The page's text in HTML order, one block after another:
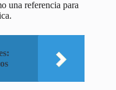
una referencia para